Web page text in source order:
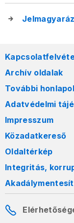
Archív oldalak
További
Adatvédelmi
Impresszum
Közadatkereső
Oldaltérkép
Integritás,